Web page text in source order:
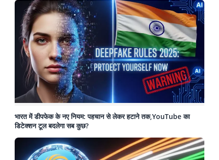
भारत में डीपफेक के नए नियम: पहचान से लेकर हटाने तक,YouTube का
डिटेक्शन टूल बदलेगा सब कुछ?